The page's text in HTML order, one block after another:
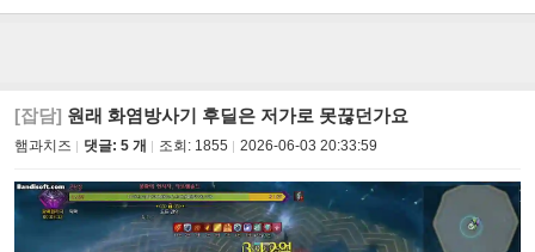
on/off
쓰
[잡담] 원래 화염방사기 후딜은 저가로 못끊던가요
햄과치즈 댓글: 5 개 조회: 1855 2026-06-03 20:33:59